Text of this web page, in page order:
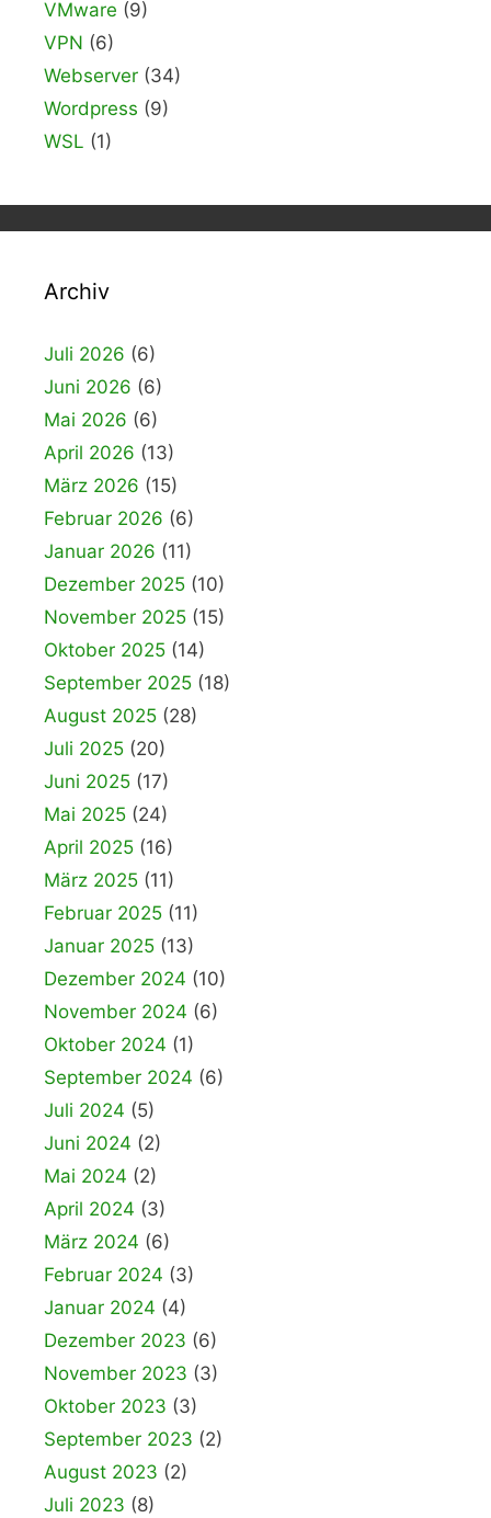
VMware (9)
VPN (6)
Webserver (34)
Wordpress (9)
WSL (1)
Archiv
Juli 2026 (6)
Juni 2026 (6)
Mai 2026 (6)
April 2026 (13)
März 2026 (15)
Februar 2026 (6)
Januar 2026 (11)
Dezember 2025 (10)
November 2025 (15)
Oktober 2025 (14)
September 2025 (18)
August 2025 (28)
Juli 2025 (20)
Juni 2025 (17)
Mai 2025 (24)
April 2025 (16)
März 2025 (11)
Februar 2025 (11)
Januar 2025 (13)
Dezember 2024 (10)
November 2024 (6)
Oktober 2024 (1)
September 2024 (6)
Juli 2024 (5)
Juni 2024 (2)
Mai 2024 (2)
April 2024 (3)
März 2024 (6)
Februar 2024 (3)
Januar 2024 (4)
Dezember 2023 (6)
November 2023 (3)
Oktober 2023 (3)
September 2023 (2)
August 2023 (2)
Juli 2023 (8)